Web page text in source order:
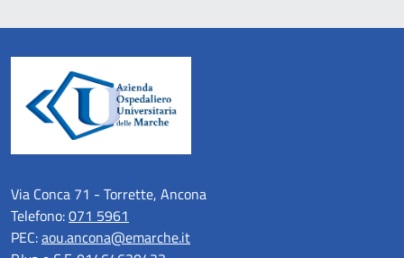
Via Conca 71 - Torrette, Ancona
Telefono:071 5961
PEC:aou.ancona@emarche.it